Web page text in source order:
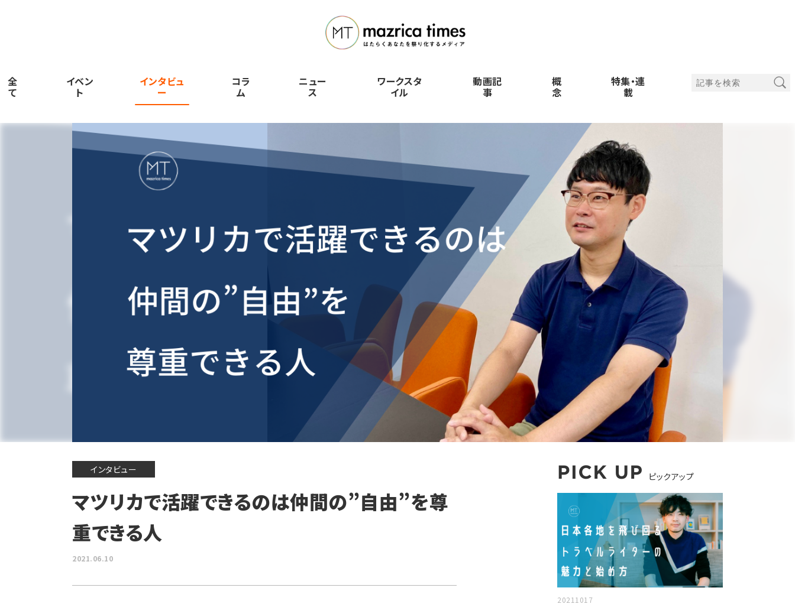
全
て
イベン
ト
インタビュ
ー
コラ
ム
ニュー
ス
ワークスタ
イル
動画記
事
概
念
特集・連
載
インタビュー
マツリカで活躍できるのは仲間の”自由”を尊
重できる人
2021.06.10
ピックアップ
20211017